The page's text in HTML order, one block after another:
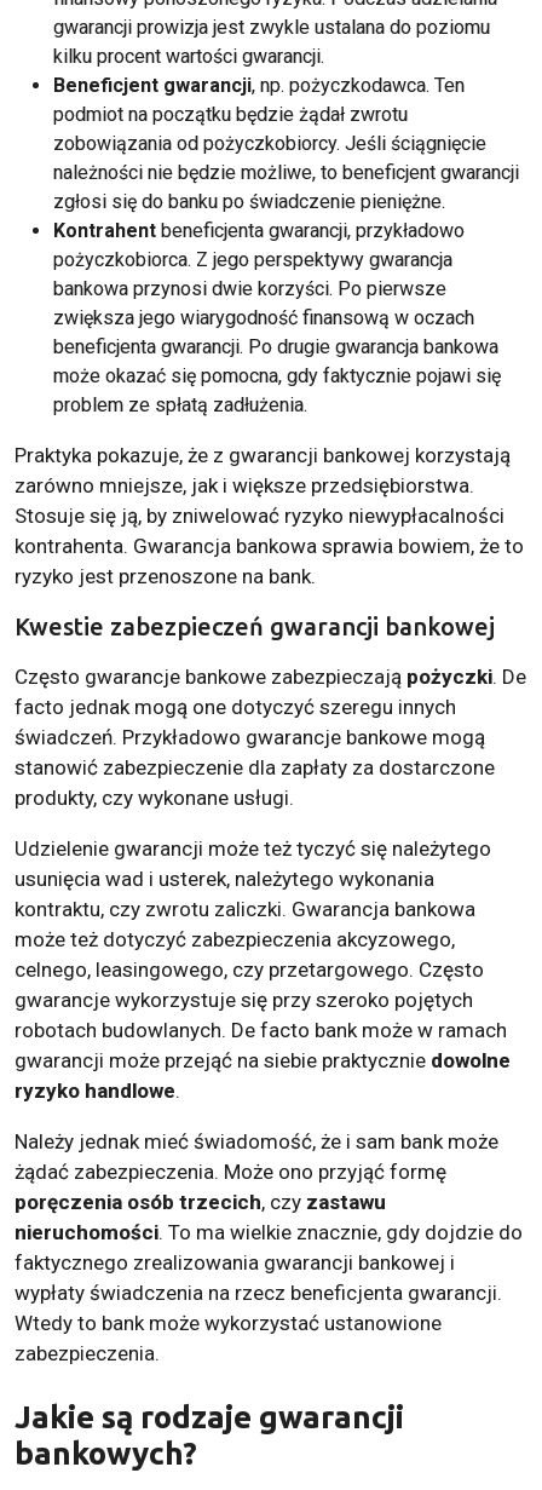
gwarancji prowizja jest zwykle ustalana do poziomu
kilku procent wartości gwarancji.
Beneficjent gwarancji, np. pożyczkodawca. Ten
podmiot na początku będzie żądał zwrotu
zobowiązania od pożyczkobiorcy. Jeśli ściągnięcie
należności nie będzie możliwe, to beneficjent gwarancji
zgłosi się do banku po świadczenie pieniężne.
Kontrahent beneficjenta gwarancji, przykładowo
pożyczkobiorca. Z jego perspektywy gwarancja
bankowa przynosi dwie korzyści. Po pierwsze
zwiększa jego wiarygodność finansową w oczach
beneficjenta gwarancji. Po drugie gwarancja bankowa
może okazać się pomocna, gdy faktycznie pojawi się
problem ze spłatą zadłużenia.
Praktyka pokazuje, że z gwarancji bankowej korzystają
zarówno mniejsze, jak i większe przedsiębiorstwa.
Stosuje się ją, by zniwelować ryzyko niewypłacalności
kontrahenta. Gwarancja bankowa sprawia bowiem, że to
ryzyko jest przenoszone na bank.
Kwestie zabezpieczeń gwarancji bankowej
Często gwarancje bankowe zabezpieczają pożyczki. De
facto jednak mogą one dotyczyć szeregu innych
świadczeń. Przykładowo gwarancje bankowe mogą
stanowić zabezpieczenie dla zapłaty za dostarczone
produkty, czy wykonane usługi.
Udzielenie gwarancji może też tyczyć się należytego
usunięcia wad i usterek, należytego wykonania
kontraktu, czy zwrotu zaliczki. Gwarancja bankowa
może też dotyczyć zabezpieczenia akcyzowego,
celnego, leasingowego, czy przetargowego. Często
gwarancje wykorzystuje się przy szeroko pojętych
robotach budowlanych. De facto bank może w ramach
gwarancji może przejąć na siebie praktycznie dowolne
ryzyko handlowe.
Należy jednak mieć świadomość, że i sam bank może
żądać zabezpieczenia. Może ono przyjąć formę
poręczenia osób trzecich, czy zastawu
nieruchomości. To ma wielkie znacznie, gdy dojdzie do
faktycznego zrealizowania gwarancji bankowej i
wypłaty świadczenia na rzecz beneficjenta gwarancji.
Wtedy to bank może wykorzystać ustanowione
zabezpieczenia.
Jakie są rodzaje gwarancji
bankowych?